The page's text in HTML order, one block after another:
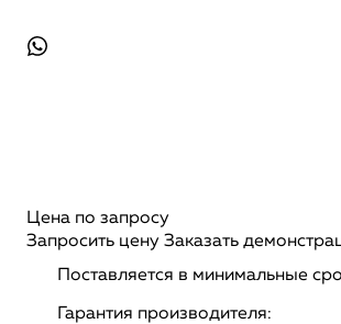
Цена по запросу
Запросить цену Заказать
Поставляется в минимальные
Гарантия производителя: